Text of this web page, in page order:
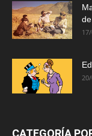
CATEGORÍA